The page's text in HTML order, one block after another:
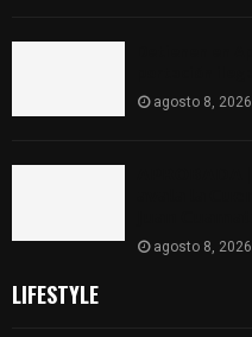
agosto 8, 2026
agosto 8, 2026
LIFESTYLE